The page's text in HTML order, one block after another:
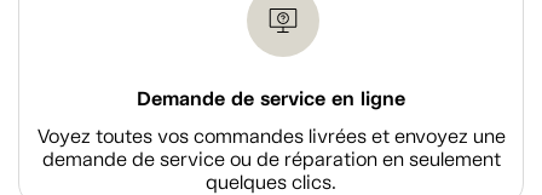
Demande de service en ligne
Voyez toutes vos commandes livrées et envoyez une
demande de service ou de réparation en seulement
quelques clics.